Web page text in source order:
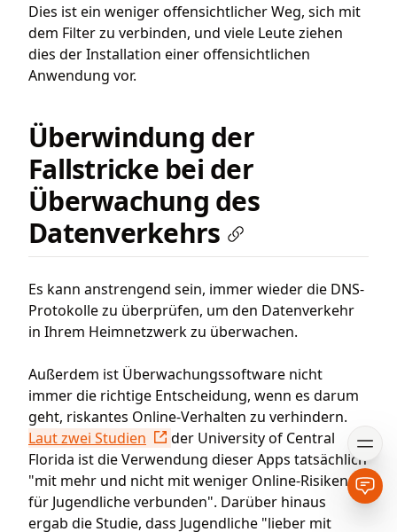
Dies ist ein weniger offensichtlicher Weg, sich mit
dem Filter zu verbinden, und viele Leute ziehen
dies der Installation einer offensichtlichen
Anwendung vor.
Überwindung der
Fallstricke bei der
Überwachung des
Datenverkehrs
Es kann anstrengend sein, immer wieder die DNS-
Protokolle zu überprüfen, um den Datenverkehr
in Ihrem Heimnetzwerk zu überwachen.
Außerdem ist Überwachungssoftware nicht
immer die richtige Entscheidung, wenn es darum
geht, riskantes Online-Verhalten zu verhindern.
Laut zwei Studien
der University of Central
Florida ist die Verwendung dieser Apps tatsächlich
"mit mehr und nicht mit weniger Online-Risiken
für Jugendliche verbunden". Darüber hinaus
ergab die Studie, dass Jugendliche "lieber mit